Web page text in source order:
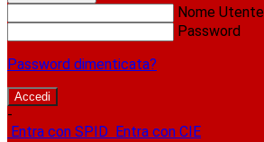
Nome Utente
Password
Password dimenticata?
-
Entra con SPID Entra con CIE